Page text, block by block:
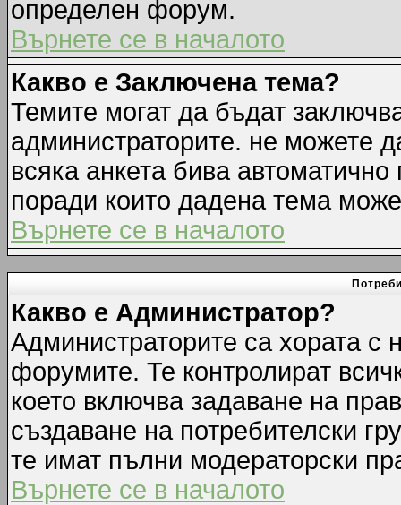
определен форум.
Върнете се в началото
Какво е Заключена тема?
Темите могат да бъдат
администраторите. не можете
всяка анкета бива
поради които дадена тема
Върнете се в началото
Какво е Администратор?
Администраторите са хората с
форумите. Те контролират
което включва задаване на
създаване на потребителски
те имат пълни модераторски
Върнете се в началото